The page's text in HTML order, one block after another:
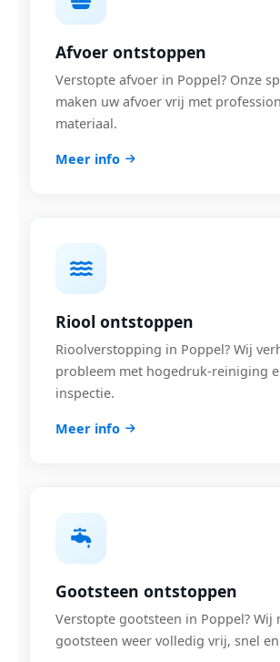
Afvoer ontstoppen
Verstopte afvoer in Poppel? Onze
maken uw afvoer vrij met
materiaal.
Meer info
Riool ontstoppen
Rioolverstopping in Poppel? Wij
probleem met hogedruk-reiniging
inspectie.
Meer info
Gootsteen ontstoppen
Verstopte gootsteen in Poppel? Wij
gootsteen weer volledig vrij, snel